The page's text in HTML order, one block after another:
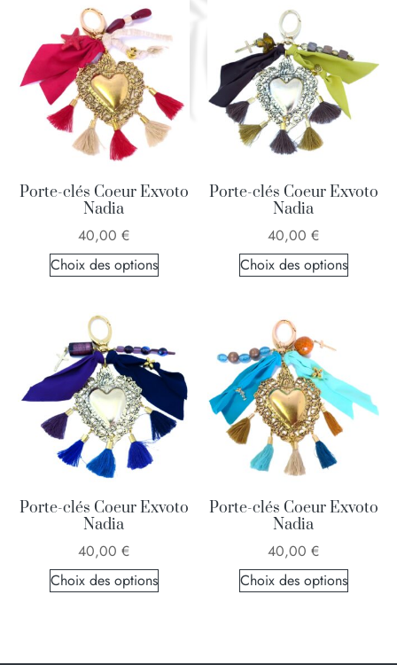
Porte-clés Coeur Exvoto
Nadia
40,00 €
Choix des options
Porte-clés Coeur Exvoto
Nadia
40,00 €
Choix des options
Porte-clés Coeur Exvoto
Nadia
40,00 €
Choix des options
Porte-clés Coeur Exvoto
Nadia
40,00 €
Choix des options